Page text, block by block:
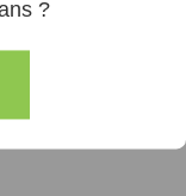
?